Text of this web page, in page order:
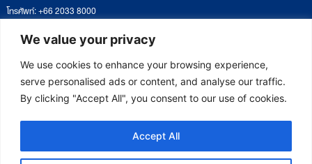
We value your privacy
We use cookies to enhance your browsing experience,
serve personalised ads or content, and analyse our traffic.
By clicking "Accept All", you consent to our use of cookies.
Accept All
โทรศัพท์: +66 2033 8000
เวลาทำการ: จันทร์ – ศุกร์
09:00 – 17:00 น.
ติดตามหนังสือหรือยื่นเอกสาร
saraban@eeco.or.th
Copyright © 2025 Eastern Economic Corridor Office (EECO)